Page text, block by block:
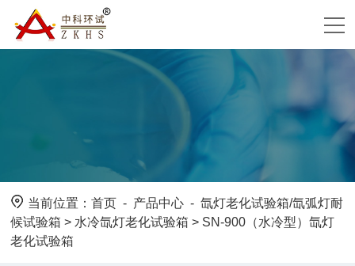
当前位置：首页 - 产品中心 -氙灯老化试验箱/氙弧灯耐
候试验箱 > 水冷氙灯老化试验箱 > SN-900（水冷型）氙灯
老化试验箱